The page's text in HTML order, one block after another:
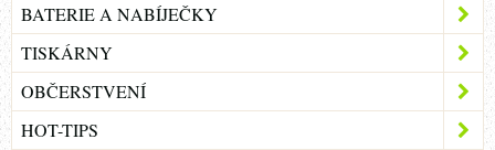
BATERIE A NABÍJEČKY
TISKÁRNY
OBČERSTVENÍ
HOT-TIPS